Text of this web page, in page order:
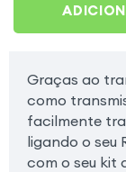
Graças ao
como
facilmente
ligando o seu
com o seu kit